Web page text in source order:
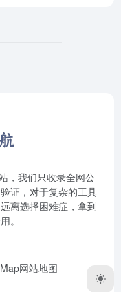
，我们只收录全网公
证，对于复杂的工具
离选择困难症，拿到
。
网站地图